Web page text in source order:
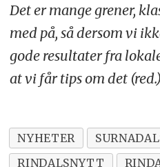
Det er mange grener,
med på, så dersom vi
gode resultater fra
at vi får tips om det
NYHETER
RINDALSNYTT